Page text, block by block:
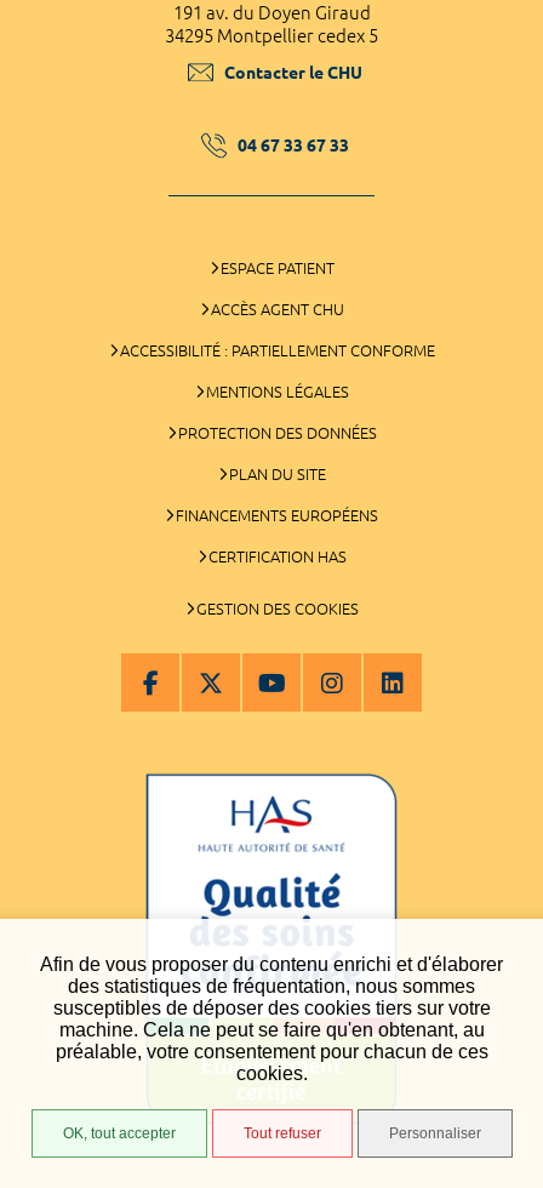
Afin de vous proposer du contenu enrichi et d'élaborer
des statistiques de fréquentation, nous sommes
susceptibles de déposer des cookies tiers sur votre
machine. Cela ne peut se faire qu'en obtenant, au
préalable, votre consentement pour chacun de ces
cookies.
OK, tout accepter Tout refuser Personnaliser
191 av. du Doyen Giraud
34295 Montpellier cedex 5
Contacter le CHU
04 67 33 67 33
ESPACE PATIENT
ACCÈS AGENT CHU
ACCESSIBILITÉ : PARTIELLEMENT CONFORME
MENTIONS LÉGALES
PROTECTION DES DONNÉES
PLAN DU SITE
FINANCEMENTS EUROPÉENS
CERTIFICATION HAS
GESTION DES COOKIES